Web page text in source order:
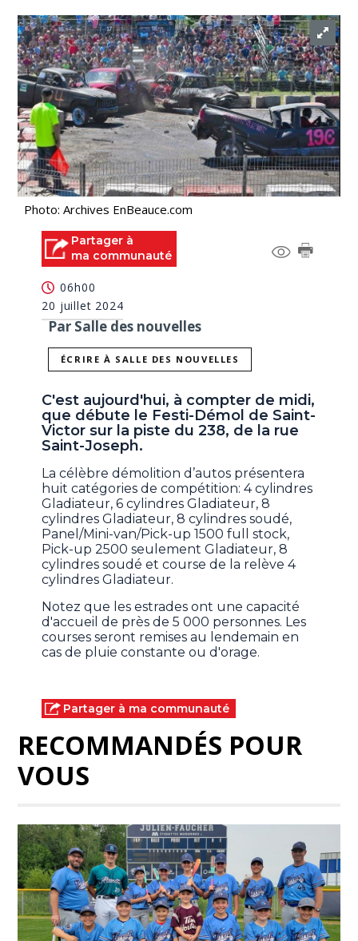
Photo: Archives EnBeauce.com
Partager à
ma communauté
06h00
20 juillet 2024
Par Salle des nouvelles
ÉCRIRE À SALLE DES NOUVELLES
C'est aujourd'hui, à compter de midi,
que débute le Festi-Démol de Saint-
Victor sur la piste du 238, de la rue
Saint-Joseph.
La célèbre démolition d’autos présentera
huit catégories de compétition: 4 cylindres
Gladiateur⁣, 6 cylindres Gladiateur⁣, 8
cylindres Gladiateur⁣, 8 cylindres soudé⁣,
Panel/Mini-van/Pick-up 1500 full stock⁣,
Pick-up 2500 seulement Gladiateur, 8
cylindres soudé⁣ et course de la relève 4
cylindres Gladiateur.
Notez que les estrades ont une capacité
d'accueil de près de 5 000 personnes. Les
courses seront remises au lendemain en
cas de pluie constante ou d'orage.
Partager à ma communauté
RECOMMANDÉS POUR
VOUS